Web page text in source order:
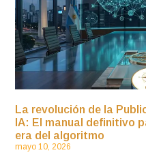
La revolución de la
IA: El manual definitivo
era del algoritmo
mayo 10, 2026